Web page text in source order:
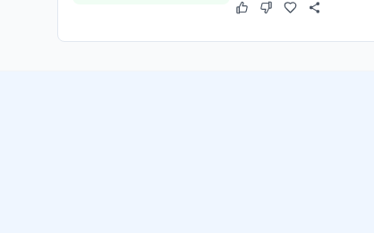
Este cupom funcionou
Este cupom não